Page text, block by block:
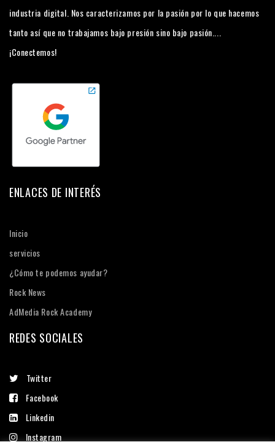
industria digital. Nos caracterizamos por la pasión por lo que hacemos
tanto así que no trabajamos bajo presión sino bajo pasión....
¡Conectemos!
ENLACES DE INTERÉS
Inicio
servicios
¿Cómo te podemos ayudar?
Rock News
AdMedia Rock Academy
REDES SOCIALES
Twitter
Facebook
Linkedin
Instagram